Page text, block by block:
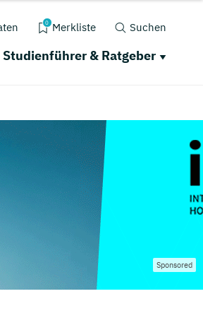
0 Merkliste Suchen
Studienführer & Ratgeber
Sponsored